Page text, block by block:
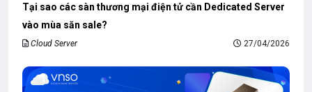
Tại sao các sàn thương mại điện tử cần Dedicated Server
vào mùa săn sale?
Cloud Server 27/04/2026